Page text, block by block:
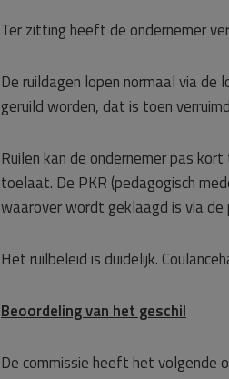
Ter zitting heeft de ondernemer
De ruildagen lopen normaal via de
geruild worden, dat is toen
Ruilen kan de ondernemer pas
toelaat. De PKR (pedagogisch
waarover wordt geklaagd is via
Het ruilbeleid is duidelijk.
Beoordeling van het geschil
De commissie heeft het volgende